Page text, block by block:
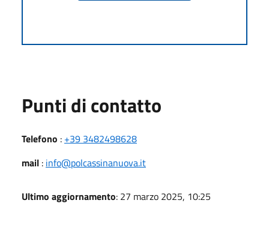
Punti di contatto
Telefono : +39 3482498628
mail : info@polcassinanuova.it
Ultimo aggiornamento: 27 marzo 2025, 10:25